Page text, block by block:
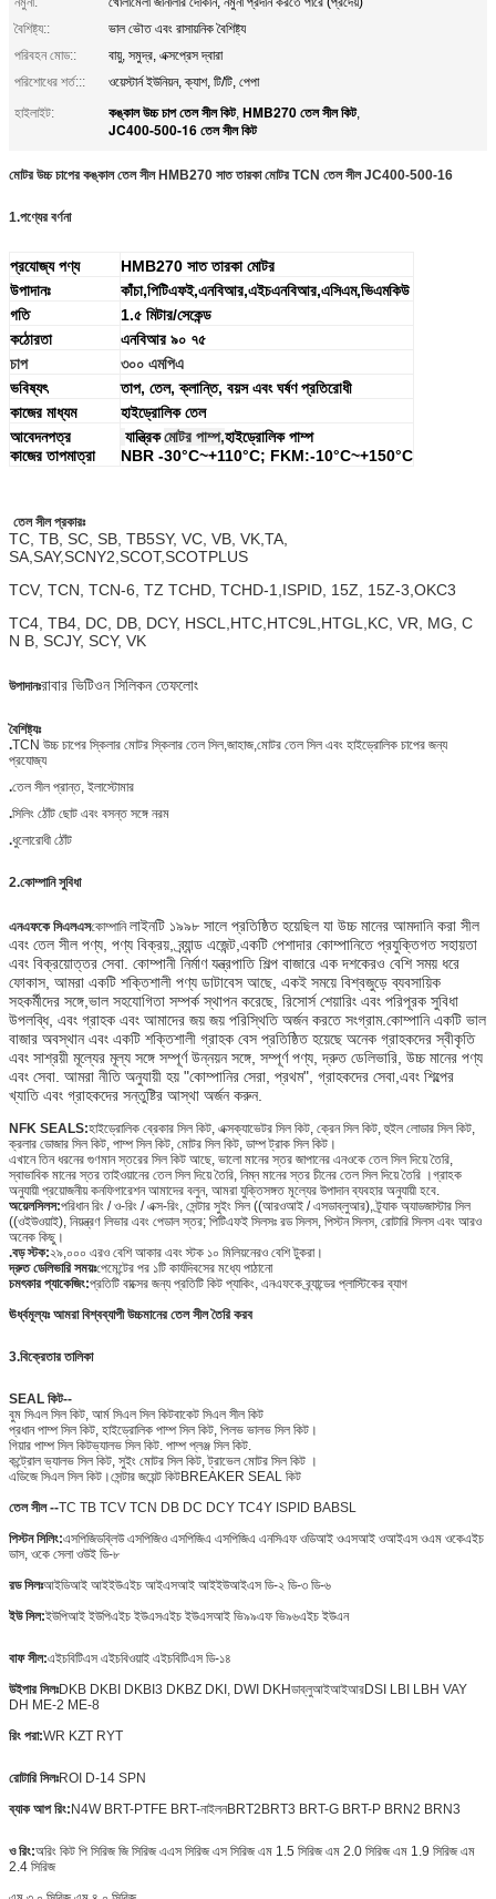
বৈশিষ্ট্য::
ভাল ভৌত এবং রাসায়নিক বৈশিষ্ট্য
পরিবহন মোড::
বায়ু, সমুদ্র, এক্সপ্রেস দ্বারা
পরিশোধের শর্ত:::
ওয়েস্টার্ন ইউনিয়ন, ক্যাশ, টি/টি, পেপা
হাইলাইট:
কঙ্কাল উচ্চ চাপ তেল সীল কিট, HMB270 তেল সীল কিট,
JC400-500-16 তেল সীল কিট
মোটর উচ্চ চাপের কঙ্কাল তেল সীল HMB270 সাত তারকা মোটর TCN তেল সীল JC400-500-16
1.পণ্যের বর্ণনা
প্রযোজ্য পণ্য
HMB270 সাত তারকা মোটর
উপাদানঃ
কাঁচা,পিটিএফই,এনবিআর,এইচএনবিআর,এসিএম,ভিএমকিউ
গতি
1.৫ মিটার/সেকেন্ড
কঠোরতা
এনবিআর ৯০ ৭৫
চাপ
৩০০ এমপিএ
ভবিষ্যৎ
তাপ, তেল, ক্লান্তি, বয়স এবং ঘর্ষণ প্রতিরোধী
কাজের মাধ্যম
হাইড্রোলিক তেল
আবেদনপত্র
কাজের তাপমাত্রা
যান্ত্রিকমোটর পাম্প,হাইড্রোলিক পাম্প
NBR -30°C~+110°C; FKM:-10°C~+150°C
তেল সীল প্রকারঃ
TC, TB, SC, SB, TB5SY, VC, VB, VK,TA,
SA,SAY,SCNY2,SCOT,SCOTPLUS
TCV, TCN, TCN-6, TZ TCHD, TCHD-1,ISPID, 15Z, 15Z-3,OKC3
TC4, TB4, DC, DB, DCY, HSCL,HTC,HTC9L,HTGL,KC, VR, MG, C
N B, SCJY, SCY, VK
উপাদানঃরাবার ভিটিওন সিলিকন তেফলোং
বৈশিষ্ট্যঃ
.TCN উচ্চ চাপের স্কিলার মোটর স্কিলার তেল সিল,জাহাজ,মোটর তেল সিল এবং হাইড্রোলিক চাপের জন্য
প্রযোজ্য
.তেল সীল প্রান্ত, ইলাস্টোমার
.সিলিং ঠোঁট ছোট এবং বসন্ত সঙ্গে নরম
.ধুলোরোধী ঠোঁট
2.কোম্পানি সুবিধা
এনএফকে সিএলএসকোম্পানি লাইনটি ১৯৯৮ সালে প্রতিষ্ঠিত হয়েছিল যা উচ্চ মানের আমদানি করা সীল
এবং তেল সীল পণ্য, পণ্য বিক্রয়, ব্র্যান্ড এজেন্ট,একটি পেশাদার কোম্পানিতে প্রযুক্তিগত সহায়তা
এবং বিক্রয়োত্তর সেবা. কোম্পানী নির্মাণ যন্ত্রপাতি শিল্প বাজারে এক দশকেরও বেশি সময় ধরে
ফোকাস, আমরা একটি শক্তিশালী পণ্য ডাটাবেস আছে, একই সময়ে বিশ্বজুড়ে ব্যবসায়িক
সহকর্মীদের সঙ্গে,ভাল সহযোগিতা সম্পর্ক স্থাপন করেছে, রিসোর্স শেয়ারিং এবং পরিপূরক সুবিধা
উপলব্ধি, এবং গ্রাহক এবং আমাদের জয় জয় পরিস্থিতি অর্জন করতে সংগ্রাম.কোম্পানি একটি ভাল
বাজার অবস্থান এবং একটি শক্তিশালী গ্রাহক বেস প্রতিষ্ঠিত হয়েছে অনেক গ্রাহকদের স্বীকৃতি
এবং সাশ্রয়ী মূল্যের মূল্য সঙ্গে সম্পূর্ণ উন্নয়ন সঙ্গে, সম্পূর্ণ পণ্য, দ্রুত ডেলিভারি, উচ্চ মানের পণ্য
এবং সেবা. আমরা নীতি অনুযায়ী হয় "কোম্পানির সেরা, প্রথম", গ্রাহকদের সেবা,এবং শিল্পের
খ্যাতি এবং গ্রাহকদের সন্তুষ্টির আস্থা অর্জন করুন.
NFK SEALS:হাইড্রোলিক ব্রেকার সিল কিট, এক্সক্যাভেটর সিল কিট, ক্রেন সিল কিট, হুইল লোডার সিল কিট,
ক্রলার ডোজার সিল কিট, পাম্প সিল কিট, মোটর সিল কিট, ডাম্প ট্রাক সিল কিট।
এখানে তিন ধরনের গুণমান স্তরের সিল কিট আছে, ভালো মানের স্তর জাপানের এনওকে তেল সিল দিয়ে তৈরি,
স্বাভাবিক মানের স্তর তাইওয়ানের তেল সিল দিয়ে তৈরি, নিম্ন মানের স্তর চীনের তেল সিল দিয়ে তৈরি ।গ্রাহক
অনুযায়ী প্রয়োজনীয় কনফিগারেশন আমাদের বলুন, আমরা যুক্তিসঙ্গত মূল্যের উপাদান ব্যবহার অনুযায়ী হবে.
অয়েলসিলস:পরিধান রিং / ও-রিং / এক্স-রিং, সেন্টার সুইং সিল ((আরওআই / এসডাব্লুআর), ট্র্যাক অ্যাডজাস্টার সিল
((ওইউওয়াই), নিয়ন্ত্রণ লিভার এবং পেডাল স্তর; পিটিএফই সিলসঃ রড সিলস, পিস্টন সিলস, রোটারি সিলস এবং আরও
অনেক কিছু।
.বড় স্টক:২৯,০০০ এরও বেশি আকার এবং স্টক ১০ মিলিয়নেরও বেশি টুকরা।
দ্রুত ডেলিভারি সময়ঃপেমেন্টের পর ১টি কার্যদিবসের মধ্যে পাঠানো
চমৎকার প্যাকেজিং:প্রতিটি বাক্সের জন্য প্রতিটি কিট প্যাকিং, এনএফকে ব্র্যান্ডের প্লাস্টিকের ব্যাগ
ঊর্ধ্বমূল্যঃ আমরা বিশ্বব্যাপী উচ্চমানের তেল সীল তৈরি করব
3.বিক্রেতার তালিকা
SEAL কিট--
বুম সিএল সিল কিট, আর্ম সিএল সিল কিটবাকেট সিএল সীল কিট
প্রধান পাম্প সিল কিট, হাইড্রোলিক পাম্প সিল কিট, পিলভ ভালভ সিল কিট।
গিয়ার পাম্প সিল কিটভ্যালভ সিল কিট. পাম্প প্লঞ্জ সিল কিট.
কন্ট্রোল ভ্যালভ সিল কিট, সুইং মোটর সিল কিট, ট্রাভেল মোটর সিল কিট ।
এডিজে সিএল সিল কিট।সেন্টার জয়েন্ট কিটBREAKER SEAL কিট
তেল সীল --TC TB TCV TCN DB DC DCY TC4Y ISPID BABSL
পিস্টন সিলিং:এসপিজিডব্লিউ এসপিজিও এসপিজিএ এসপিজিএ এনসিএফ ওডিআই ওএসআই ওআইএস ওএম ওকেএইচ
ডাস, ওকে সেলা ওউই ডি-৮
রড সিলঃআইডিআই আইইউএইচ আইএসআই আইইউআইএস ডি-২ ডি-৩ ডি-৬
ইউ সিল:ইউপিআই ইউপিএইচ ইউএসএইচ ইউএসআই ভি৯৯এফ ভি৯৬এইচ ইউএন
বাফ সীল:এইচবিটিএস এইচবিওয়াই এইচবিটিএস ডি-১৪
উইপার সিলঃDKB DKBI DKBI3 DKBZ DKI, DWI DKHডাব্লুআইআইআরDSI LBI LBH VAY
DH ME-2 ME-8
রিং পরা:WR KZT RYT
রোটারি সিলঃROI D-14 SPN
ব্যাক আপ রিং:N4W BRT-PTFE BRT-নাইলনBRT2BRT3 BRT-G BRT-P BRN2 BRN3
ও রিং:অরিং কিট পি সিরিজ জি সিরিজ এএস সিরিজ এস সিরিজ এম 1.5 সিরিজ এম 2.0 সিরিজ এম 1.9 সিরিজ এম
2.4 সিরিজ